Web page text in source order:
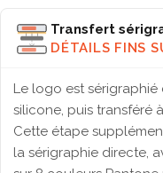
Transfert
DÉTAILS FINS
Le logo est
silicone, puis transféré
Cette étape
la sérigraphie directe,